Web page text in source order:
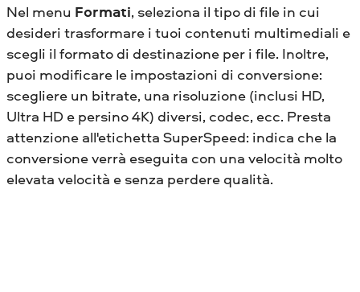
Nel menu Formati, seleziona il tipo di file in cui
desideri trasformare i tuoi contenuti multimediali e
scegli il formato di destinazione per i file. Inoltre,
puoi modificare le impostazioni di conversione:
scegliere un bitrate, una risoluzione (inclusi HD,
Ultra HD e persino 4K) diversi, codec, ecc. Presta
attenzione all'etichetta SuperSpeed: indica che la
conversione verrà eseguita con una velocità molto
elevata velocità e senza perdere qualità.